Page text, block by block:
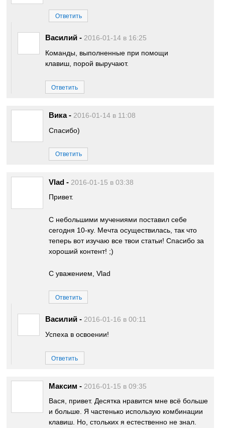
Ответить
Василий - 2016-01-14 в 16:25
Команды, выполненные при помощи
клавиш, порой выручают.
Ответить
Вика - 2016-01-14 в 11:08
Спасибо)
Ответить
Vlad - 2016-01-15 в 03:38
Привет.
С небольшими мучениями поставил себе
сегодня 10-ку. Мечта осуществилась, так что
теперь вот изучаю все твои статьи! Спасибо за
хороший контент! ;)
С уважением, Vlad
Ответить
Василий - 2016-01-16 в 00:11
Успеха в освоении!
Ответить
Максим - 2016-01-15 в 09:35
Вася, привет. Десятка нравится мне всё больше
и больше. Я частенько использую комбинации
клавиш. Но, стольких я естественно не знал.